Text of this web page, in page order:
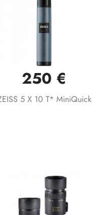
250 €
5 X 10 T* MiniQuick